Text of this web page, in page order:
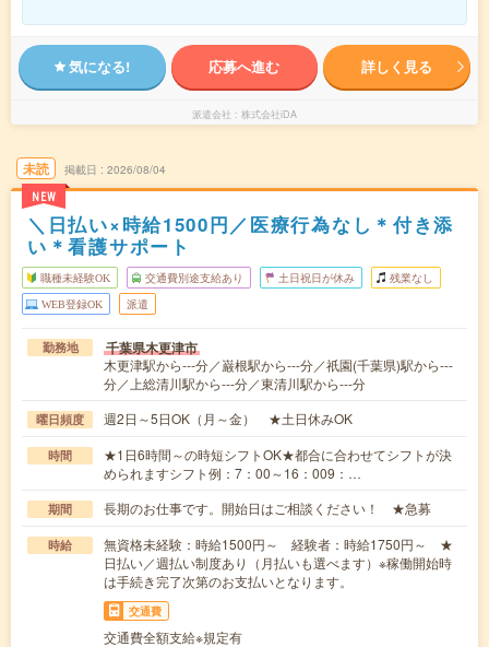
気になる! 応募へ進む 詳しく見る
派遣会社 株式会社iDA
未読
NEW
掲載日 2026/08/04
＼日払い×時給1500円／医療行為なし＊付き添
い＊看護サポート
職種未経験OK 交通費別途支給あり 土日祝日が休み 残業なし
WEB登録OK 派遣
勤務地 千葉県木更津市
木更津駅から---分／巌根駅から---分／祇園(千葉県)駅から---
分／上総清川駅から---分／東清川駅から---分
曜日頻度 週2日～5日OK（月～金） ★土日休みOK
時間
★1日6時間～の時短シフトOK★都合に合わせてシフトが決
められますシフト例：7：00～16：009：…
期間 長期のお仕事です。開始日はご相談ください！ ★急募
時給
無資格未経験：時給1500円～ 経験者：時給1750円～ ★
日払い／週払い制度あり（月払いも選べます）※稼働開始時
は手続き完了次第のお支払いとなります。
交通費
交通費全額支給※規定有